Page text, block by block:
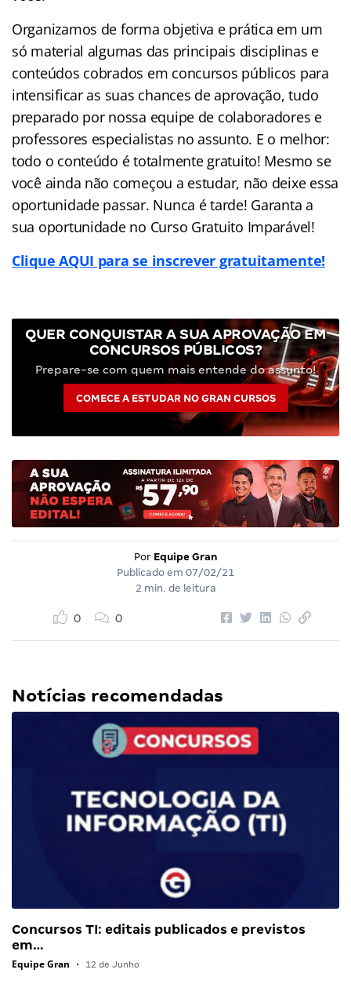
Organizamos de forma objetiva e prática em um
só material algumas das principais disciplinas e
conteúdos cobrados em concursos públicos para
intensificar as suas chances de aprovação, tudo
preparado por nossa equipe de colaboradores e
professores especialistas no assunto. E o melhor:
todo o conteúdo é totalmente gratuito! Mesmo se
você ainda não começou a estudar, não deixe essa
oportunidade passar. Nunca é tarde! Garanta a
sua oportunidade no Curso Gratuito Imparável!
Clique AQUI para se inscrever gratuitamente!
QUER CONQUISTAR A SUA APROVAÇÃO EM
CONCURSOS PÚBLICOS?
Prepare-se com quem mais entende do assunto!
COMECE A ESTUDAR NO GRAN CURSOS
Por Equipe Gran
Publicado em 07/02/21
2 min. de leitura
0 0
Notícias recomendadas
Concursos TI: editais publicados e previstos
em…
Equipe Gran • 12 de Junho